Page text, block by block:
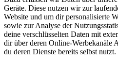
Geräte. Diese nutzen wir zur
Website und um dir personalisierte
sowie zur Analyse der
deine verschlüsselten Daten mit
dir über deren Online-Werbekanäle
du deren Dienste bereits selbst nutzt.